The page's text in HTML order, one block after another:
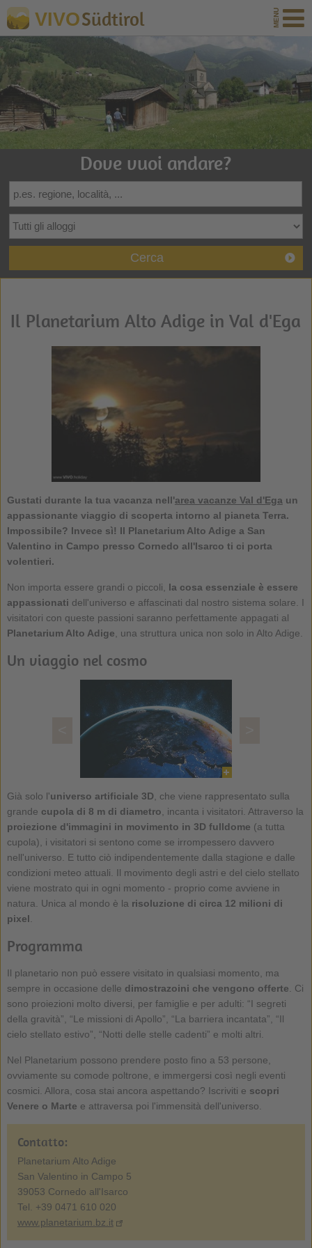
VIVOSüdtirol
Dove vuoi andare?
Cerca
Il Planetarium Alto Adige in Val d'Ega
Gustati durante la tua vacanza nell'area vacanze Val d'Ega un
appassionante viaggio di scoperta intorno al pianeta Terra.
Impossibile? Invece sì! Il Planetarium Alto Adige a San
Valentino in Campo presso Cornedo all'Isarco ti ci porta
volentieri.
Non importa essere grandi o piccoli, la cosa essenziale è essere
appassionati dell'universo e affascinati dal nostro sistema solare. I
visitatori con queste passioni saranno perfettamente appagati al
Planetarium Alto Adige , una struttura unica non solo in Alto Adige.
Un viaggio nel cosmo
Già solo l'universo artificiale 3D , che viene rappresentato sulla
grande cupola di 8 m di diametro , incanta i visitatori. Attraverso la
proiezione d'immagini in movimento in 3D fulldome (a tutta
cupola), i visitatori si sentono come se irrompessero davvero
nell'universo. E tutto ciò indipendentemente dalla stagione e dalle
condizioni meteo attuali. Il movimento degli astri e del cielo stellato
viene mostrato qui in ogni momento - proprio come avviene in
natura. Unica al mondo è la risoluzione di circa 12 milioni di
pixel
Programma
Il planetario non può essere visitato in qualsiasi momento, ma
sempre in occasione delle dimostrazoini che vengono offerte . Ci
sono proiezioni molto diversi, per famiglie e per adulti: “I segreti
della gravità”, “Le missioni di Apollo”, “La barriera incantata”, “Il
cielo stellato estivo”, “Notti delle stelle cadenti” e molti altri.
Nel Planetarium possono prendere posto fino a 53 persone,
ovviamente su comode poltrone, e immergersi così negli eventi
cosmici. Allora, cosa stai ancora aspettando? Iscriviti e scopri
Venere o Marte e attraversa poi l'immensità dell'universo.
Contatto:
Planetarium Alto Adige
San Valentino in Campo 5
39053 Cornedo all'Isarco
Tel. +39 0471 610 020
www.planetarium.bz.it